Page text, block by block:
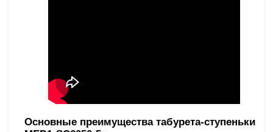
Основные преимущества табурета-ступеньки